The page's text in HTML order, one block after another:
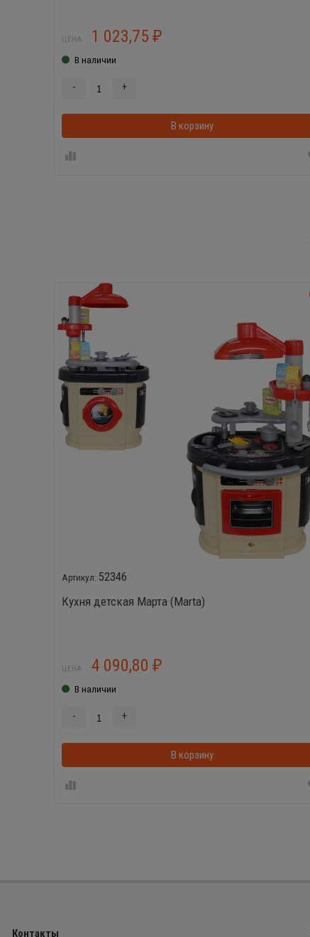
ЦЕНА: 1 023,75 ₽
В наличии
- +
В корзину
52346
Кухня детская Марта (Marta)
ЦЕНА: 4 090,80 ₽
В наличии
- +
В корзину
Контакты